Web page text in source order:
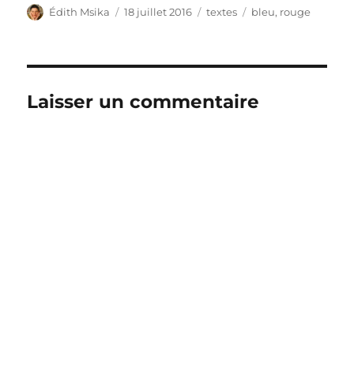
Auteur
Édith Msika
Publié
18 juillet 2016 Catégories
textes Étiquettes
bleu, rouge
Laisser un commentaire